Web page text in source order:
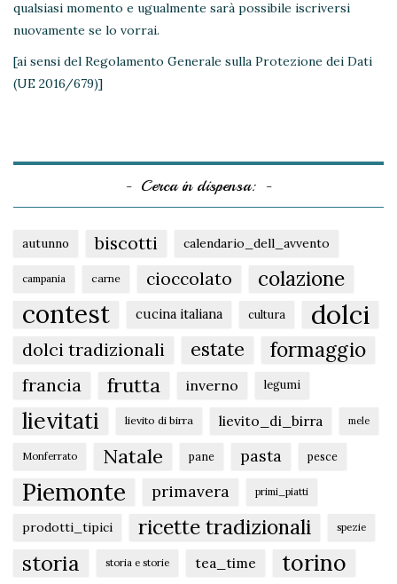
qualsiasi momento e ugualmente sarà possibile iscriversi
nuovamente se lo vorrai.
[ai sensi del Regolamento Generale sulla Protezione dei Dati
(UE 2016/679)]
Cerca in dispensa:
autunno biscotti calendario_dell_avvento
campania carne cioccolato colazione
contest cucina italiana cultura dolci
dolci tradizionali estate formaggio
francia frutta inverno legumi
lievitati lievito di birra lievito_di_birra mele
Monferrato Natale pane pasta pesce
Piemonte primavera primi_piatti
prodotti_tipici ricette tradizionali spezie
storia storia e storie tea_time torino